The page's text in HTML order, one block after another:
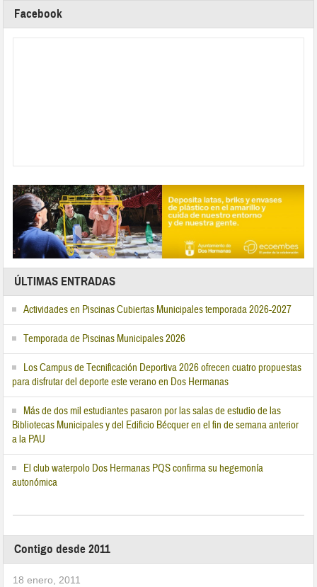
Facebook
ÚLTIMAS ENTRADAS
Actividades en Piscinas Cubiertas Municipales temporada 2026-2027
Temporada de Piscinas Municipales 2026
Los Campus de Tecnificación Deportiva 2026 ofrecen cuatro propuestas
para disfrutar del deporte este verano en Dos Hermanas
Más de dos mil estudiantes pasaron por las salas de estudio de las
Bibliotecas Municipales y del Edificio Bécquer en el fin de semana anterior
a la PAU
El club waterpolo Dos Hermanas PQS confirma su hegemonía
autonómica
Contigo desde 2011
18 enero, 2011